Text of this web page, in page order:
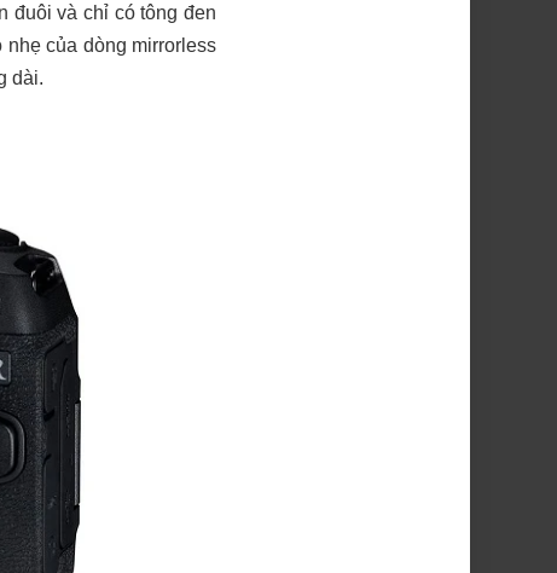
đuôi và chỉ có tông đen
nhẹ của dòng mirrorless
dài.